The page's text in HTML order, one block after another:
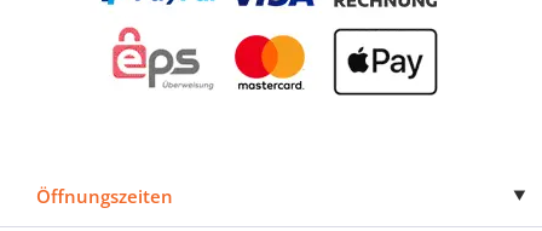
Öffnungszeiten